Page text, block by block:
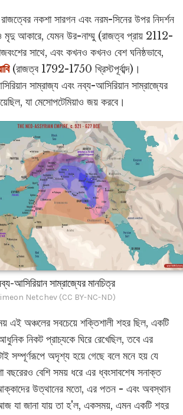
রাজত্বের নকশা সারগন এবং নরম-সিনের উপর নিদর্শন
আকারে, যেমন উর-নাম্মু (রাজত্ব প্রায় 2112-
সাথে, এবং কখনও কখনও বেশ ঘনিষ্ঠভাবে,
(রাজত্ব 1792-1750 খ্রিস্টপূর্বাব্দ)।
সাম্রাজ্য এবং নব্য-আসিরিয়ান সাম্রাজ্যের
যা মেসোপটেমিয়াও জয় করবে।
আসিরিয়ান সাম্রাজ্যের মানচিত্র
Netchev (CC BY-NC-ND)
এই অঞ্চলের সবচেয়ে শক্তিশালী শহর ছিল, একটি
নিকট প্রাচ্যকে ঘিরে রেখেছিল, তবে এর
সম্পূর্ণরূপে অদৃশ্য হয়ে গেছে বলে মনে হয় যে
বছরেরও বেশি সময় ধরে এর ধ্বংসাবশেষ সনাক্ত
উত্থানের মতো, এর পতন - এবং অবস্থান
যা জানা যায় তা হ'ল, একসময়, এমন একটি শহর